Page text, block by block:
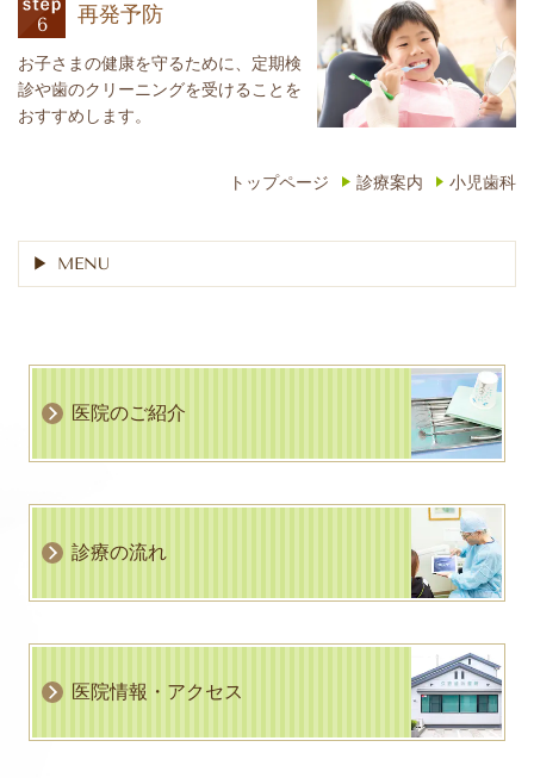
再発予防
お子さまの健康を守るために、定期検
診や歯のクリーニングを受けることを
おすすめします。
トップページ 診療案内 小児歯科
MENU
医院のご紹介
診療の流れ
医院情報・アクセス